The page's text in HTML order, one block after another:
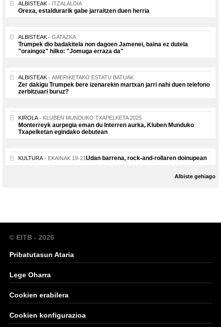
ALBISTEAK ITZALALDIA
Orexa, estaldurarik gabe jarraitzen duen herria
ALBISTEAK GATAZKA
Trumpek dio badakitela non dagoen Jamenei, baina ez dutela
"oraingoz" hilko: "Jomuga erraza da"
ALBISTEAK AMERIKETAKO ESTATU BATUAK
Zer dakigu Trumpek bere izenarekin martxan jarri nahi duen telefono
zerbitzuari buruz?
KIROLA KLUBEN MUNDUKO TXAPELKETA 2025
Monterreyk aurpegia eman du Interren aurka, Kluben Munduko
Txapelketan egindako debutean
KULTURA EKAINAK 19-21Udan barrena, rock-and-rollaren doinupean
Albiste gehiago
© EITB - 2026
Pribatutasun Ataria
Lege Oharra
Cookien erabilera
Cookien konfigurazioa